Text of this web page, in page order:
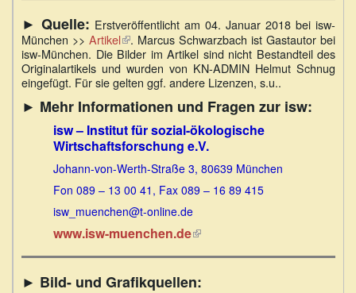
► Quelle: Erstveröffentlicht am 04. Januar 2018 bei isw-
München >> Artikel(Link
ist
extern)
. Marcus Schwarzbach ist Gastautor bei
isw-München. Die Bilder im Artikel sind nicht Bestandteil des
Originalartikels und wurden von KN-ADMIN Helmut Schnug
eingefügt. Für sie gelten ggf. andere Lizenzen, s.u..
► Mehr Informationen und Fragen zur isw:
isw – Institut für sozial-ökologische
Wirtschaftsforschung e.V.
Johann-von-Werth-Straße 3, 80639 München
Fon 089 – 13 00 41, Fax 089 – 16 89 415
isw_muenchen@t-online.de
www.isw-muenchen.de(Link
► Bild- und Grafikquellen: